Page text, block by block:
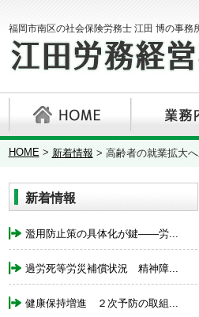
福岡市南区の社会保険労務士 江田 博の事務
HOME> 新着情報 > 高齢者の就業拡大
新着情報
濫用防止策の具体化が鍵――労...
過労死等労災補償状況 精神障...
健康保持増進 ２次予防の取組...